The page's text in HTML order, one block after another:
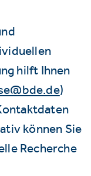
hilft Ihnen
)
können Sie
Recherche